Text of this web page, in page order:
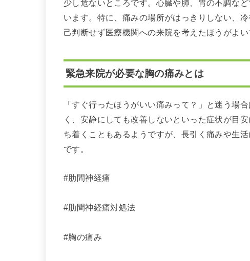
少し危ないところです。心臓や肺、胃の不調な
います。特に、痛みの場所がはっきりしない、
己判断せず医療機関への来院を考えたほうがよい
緊急来院が必要な胸の痛みとは
「すぐ行ったほうがいい痛みって？」と迷う場
く、安静にしても改善しないといった症状が目
ち着くこともあるようですが、長引く痛みや生
です。
#肋間神経痛
#肋間神経痛対処法
#胸の痛み